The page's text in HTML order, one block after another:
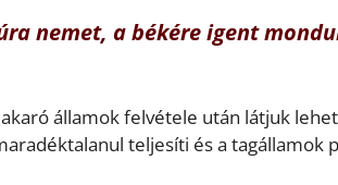
nemet, a békére igent
államok felvétele után látjuk
teljesíti és a tagállamok